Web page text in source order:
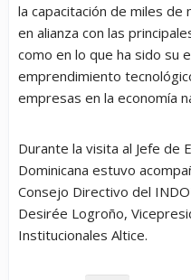
la capacitación de miles
en alianza con las
como en lo que ha sido su
emprendimiento
empresas en la economía
Durante la visita al Jefe de
Dominicana estuvo
Consejo Directivo del
Desirée Logroño,
Institucionales Altice.